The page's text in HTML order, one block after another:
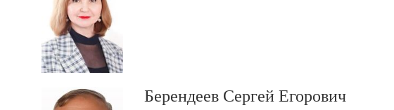
Берендеев Сергей Егорович